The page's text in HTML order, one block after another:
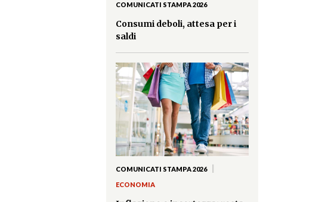
COMUNICATI STAMPA 2026
Consumi deboli, attesa per i
saldi
COMUNICATI STAMPA 2026
ECONOMIA